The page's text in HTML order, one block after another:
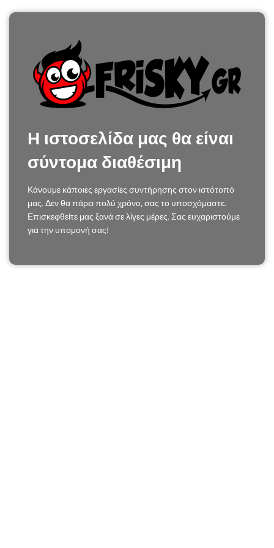
Η ιστοσελίδα μας θα είναι
σύντομα διαθέσιμη
Κάνουμε κάποιες εργασίες συντήρησης στον ιστότοπό
μας. Δεν θα πάρει πολύ χρόνο, σας το υποσχόμαστε.
Επισκεφθείτε μας ξανά σε λίγες μέρες. Σας ευχαριστούμε
για την υπομονή σας!